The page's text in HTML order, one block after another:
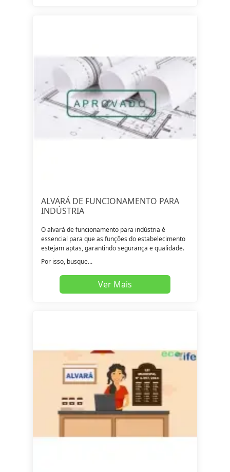
ALVARÁ DE FUNCIONAMENTO PARA
INDÚSTRIA
O alvará de funcionamento para indústria é
essencial para que as funções do estabelecimento
estejam aptas, garantindo segurança e qualidade.
Por isso, busque...
Ver Mais